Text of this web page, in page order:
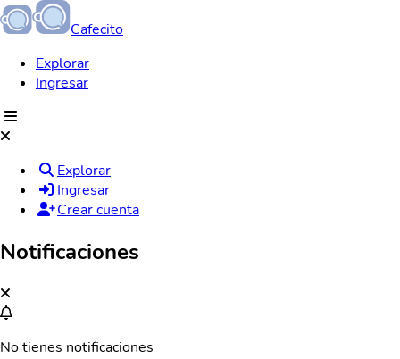
Cafecito
Explorar
Ingresar
Explorar
Ingresar
Crear cuenta
Notificaciones
No tienes notificaciones